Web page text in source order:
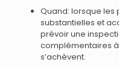
Quand: lorsque les
substantielles et
prévoir une
complémentaires
s’achèvent.